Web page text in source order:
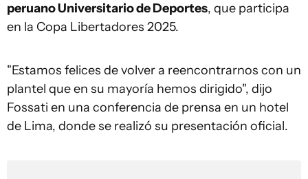
peruano Universitario de Deportes, que participa
en la Copa Libertadores 2025.
"Estamos felices de volver a reencontrarnos con un
plantel que en su mayoría hemos dirigido", dijo
Fossati en una conferencia de prensa en un hotel
de Lima, donde se realizó su presentación oficial.